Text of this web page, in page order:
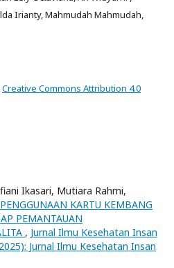
Irianty, Mahmudah Mahmudah,
Creative Commons Attribution 4.0
Ikasari, Mutiara Rahmi,
KARTU KEMBANG
PEMANTAUAN
, Jurnal Ilmu Kesehatan Insan
Jurnal Ilmu Kesehatan Insan